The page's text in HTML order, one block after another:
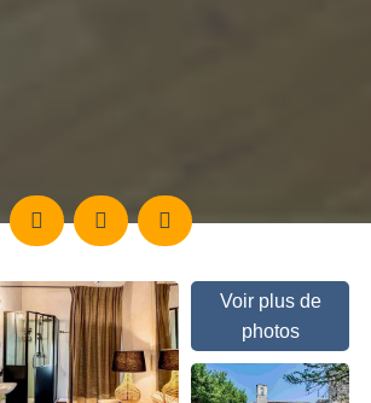
Voir plus de
photos